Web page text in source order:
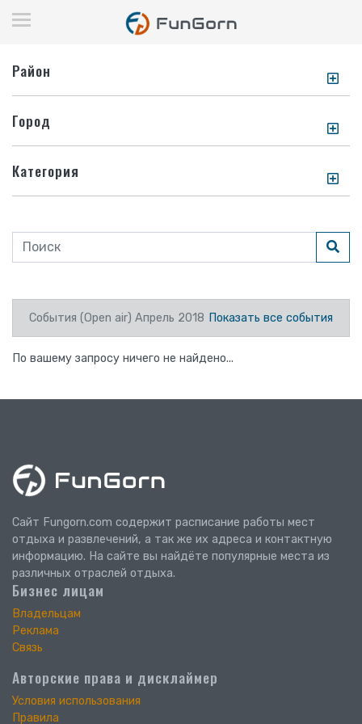
Район
Город
Категория
События (Open air) Апрель 2018 Показать все события
По вашему запросу ничего не найдено...
Сайт Fungorn.com содержит расписание работы мест
отдыха и развлечений, а так же их адреса и контактную
информацию. На сайте вы найдёте популярные места из
различных отраслей отдыха.
Бизнес лицам
Владельцам
Реклама
Связь
Авторские права и дисклаймер
Условия использования
Правила